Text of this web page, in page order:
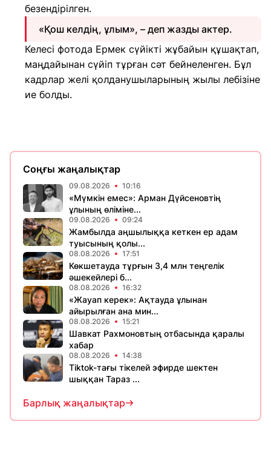
безендірілген.
«Қош келдің, ұлым», – деп жазды актер.
Келесі фотода Ермек сүйікті жұбайын құшақтап,
маңдайынан сүйіп тұрған сәт бейнеленген. Бұл
кадрлар желі қолданушыларының жылы лебізіне
ие болды.
Соңғы жаңалықтар
09.08.2026 10:16
«Мүмкін емес»: Арман Дүйсеновтің
ұлының өліміне...
09.08.2026 09:24
Жамбылда аңшылыққа кеткен ер адам
туысының қолы...
08.08.2026 17:51
Көкшетауда тұрғын 3,4 млн теңгелік
әшекейлері б...
08.08.2026 16:32
«Жауап керек»: Ақтауда ұлынан
айырылған ана мин...
08.08.2026 15:21
Шавкат Рахмоновтың отбасында қаралы
хабар
08.08.2026 14:38
Tiktok-тағы тікелей эфирде шектен
шыққан Тараз ...
Барлық жаңалықтар